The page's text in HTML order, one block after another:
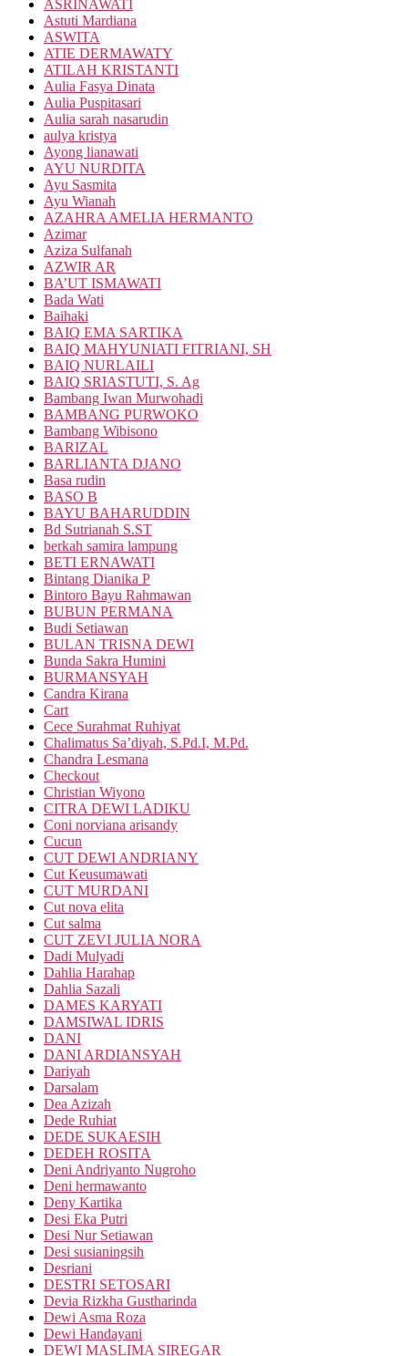
ASRINAWATI
Astuti Mardiana
ASWITA
ATIE DERMAWATY
ATILAH KRISTANTI
Aulia Fasya Dinata
Aulia Puspitasari
Aulia sarah nasarudin
aulya kristya
Ayong lianawati
AYU NURDITA
Ayu Sasmita
Ayu Wianah
AZAHRA AMELIA HERMANTO
Azimar
Aziza Sulfanah
AZWIR AR
BA’UT ISMAWATI
Bada Wati
Baihaki
BAIQ EMA SARTIKA
BAIQ MAHYUNIATI FITRIANI, SH
BAIQ NURLAILI
BAIQ SRIASTUTI, S. Ag
Bambang Iwan Murwohadi
BAMBANG PURWOKO
Bambang Wibisono
BARIZAL
BARLIANTA DJANO
Basa rudin
BASO B
BAYU BAHARUDDIN
Bd Sutrianah S.ST
berkah samira lampung
BETI ERNAWATI
Bintang Dianika P
Bintoro Bayu Rahmawan
BUBUN PERMANA
Budi Setiawan
BULAN TRISNA DEWI
Bunda Sakra Humini
BURMANSYAH
Candra Kirana
Cart
Cece Surahmat Ruhiyat
Chalimatus Sa’diyah, S.Pd.I, M.Pd.
Chandra Lesmana
Checkout
Christian Wiyono
CITRA DEWI LADIKU
Coni norviana arisandy
Cucun
CUT DEWI ANDRIANY
Cut Keusumawati
CUT MURDANI
Cut nova elita
Cut salma
CUT ZEVI JULIA NORA
Dadi Mulyadi
Dahlia Harahap
Dahlia Sazali
DAMES KARYATI
DAMSIWAL IDRIS
DANI
DANI ARDIANSYAH
Dariyah
Darsalam
Dea Azizah
Dede Ruhiat
DEDE SUKAESIH
DEDEH ROSITA
Deni Andriyanto Nugroho
Deni hermawanto
Deny Kartika
Desi Eka Putri
Desi Nur Setiawan
Desi susianingsih
Desriani
DESTRI SETOSARI
Devia Rizkha Gustharinda
Dewi Asma Roza
Dewi Handayani
DEWI MASLIMA SIREGAR